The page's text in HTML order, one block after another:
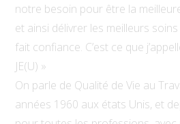
notre besoin pour être la
et ainsi délivrer les meilleurs
fait confiance. C’est ce que
JE(U) »
On parle de Qualité de Vie au
années 1960 aux états Unis, et